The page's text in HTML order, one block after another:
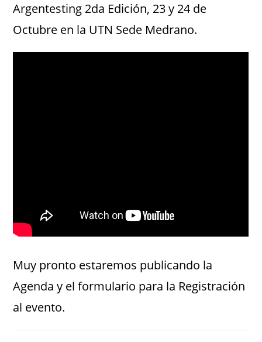
Argentesting 2da Edición, 23 y 24 de
Octubre en la UTN Sede Medrano.
Muy pronto estaremos publicando la
Agenda y el formulario para la Registración
al evento.